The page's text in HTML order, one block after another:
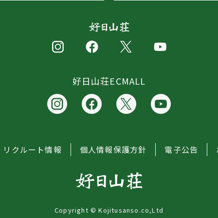
好日山荘ECMALL
リクルート情報 個人情報保護方針 電子公告
Copyright © Kojitusanso.co,Ltd